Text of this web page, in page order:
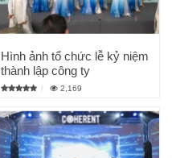
Hình ảnh tổ chức lễ kỷ niệm
thành lập công ty
2,169